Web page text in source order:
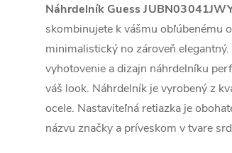
Náhrdelník Guess
skombinujete k vášmu obľúbenému
minimalistický no zároveň elegantný.
vyhotovenie a dizajn náhrdelníku
váš look. Náhrdelník je vyrobený z
ocele. Nastaviteľná retiazka je
názvu značky a príveskom v tvare